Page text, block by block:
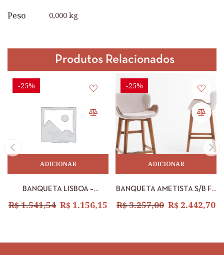
Peso 0,000 kg
Produtos Relacionados
-25%
ADICIONAR
BANQUETA LISBOA –
2003
R$1.541,54 R$ 1.156,15
-25%
ADICIONAR
BANQUETA AMETISTA S/B FT
2216 EST DUNAS
R$3.257,00 R$ 2.442,70